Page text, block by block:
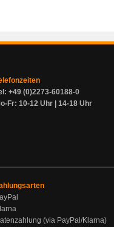
+49 (0)2273-60188-0
Fr: 10-12 Uhr | 14-18 Uhr
(via PayPal/Klarna)